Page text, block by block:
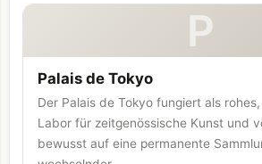
P
Palais de Tokyo
Der Palais de Tokyo fungiert als
Labor für zeitgenössische Kunst und
bewusst auf eine permanente